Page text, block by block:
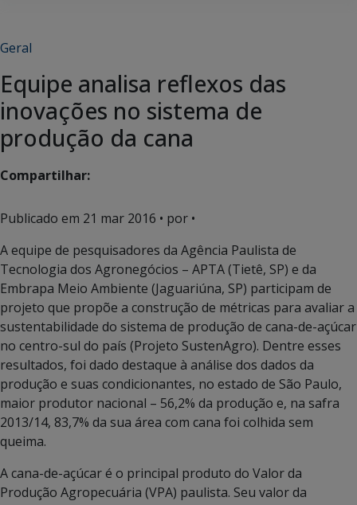
Geral
Equipe analisa reflexos das
inovações no sistema de
produção da cana
Compartilhar:
Publicado em 21 mar 2016 • por •
A equipe de pesquisadores da Agência Paulista de
Tecnologia dos Agronegócios – APTA (Tietê, SP) e da
Embrapa Meio Ambiente (Jaguariúna, SP) participam de
projeto que propõe a construção de métricas para avaliar a
sustentabilidade do sistema de produção de cana-de-açúcar
no centro-sul do país (Projeto SustenAgro). Dentre esses
resultados, foi dado destaque à análise dos dados da
produção e suas condicionantes, no estado de São Paulo,
maior produtor nacional – 56,2% da produção e, na safra
2013/14, 83,7% da sua área com cana foi colhida sem
queima.
A cana-de-açúcar é o principal produto do Valor da
Produção Agropecuária (VPA) paulista. Seu valor da